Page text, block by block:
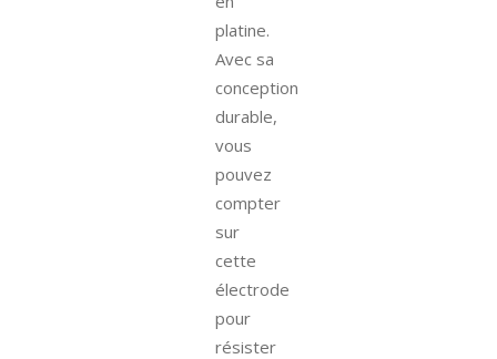
platine.
Avec sa
conception
durable,
vous
pouvez
compter
sur
cette
électrode
pour
résister